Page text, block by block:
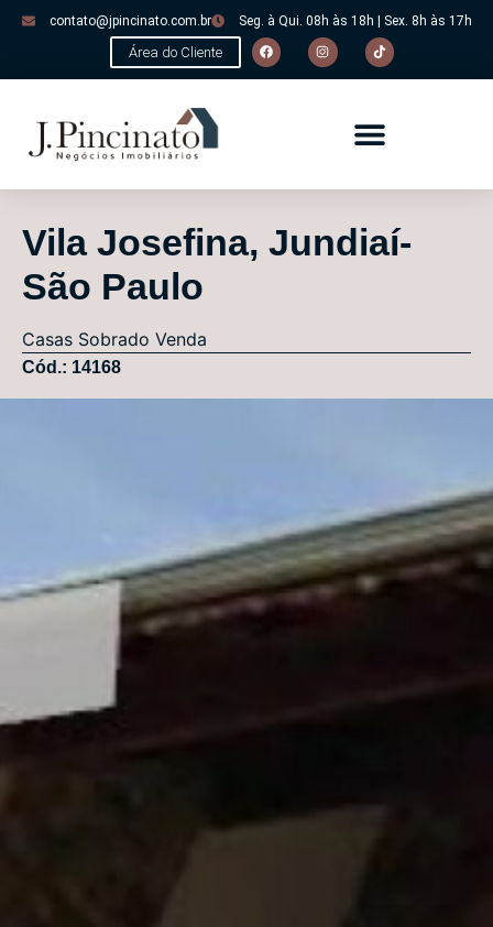
contato@jpincinato.com.br Seg. à Qui. 08h às 18h | Sex. 8h às 17h
Área do Cliente
Vila Josefina, Jundiaí-
São Paulo
Casas Sobrado Venda
Cód.: 14168